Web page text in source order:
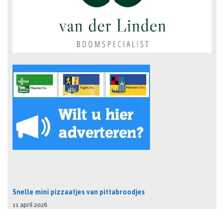
Snelle mini pizzaatjes van pittabroodjes
11 april 2026